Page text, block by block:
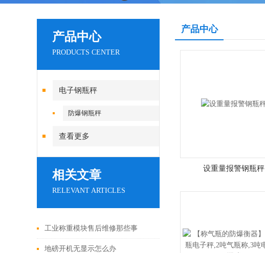
产品中心
PRODUCTS CENTER
电子钢瓶秤
防爆钢瓶秤
查看更多
相关文章
RELEVANT ARTICLES
工业称重模块售后维修那些事
地磅开机无显示怎么办
产品中心
设重量报警钢瓶秤